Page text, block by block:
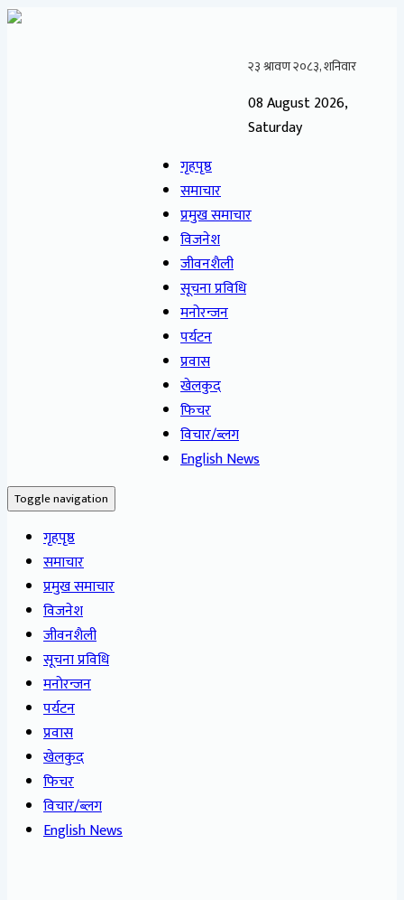
08 August 2026,
Saturday
गृहपृष्ठ
समाचार
प्रमुख समाचार
विजनेश
जीवनशैली
सूचना प्रविधि
मनोरन्जन
पर्यटन
प्रवास
खेलकुद
फिचर
विचार/ब्लग
English News
Toggle navigation
गृहपृष्ठ
समाचार
प्रमुख समाचार
विजनेश
जीवनशैली
सूचना प्रविधि
मनोरन्जन
पर्यटन
प्रवास
खेलकुद
फिचर
विचार/ब्लग
English News